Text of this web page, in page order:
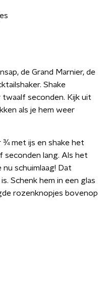
de Grand Marnier, de
Shake
seconden. Kijk uit
als je hem weer
¾ met ijs en shake het
lang. Als het
schuimlaag! Dat
Schenk hem in een glas
rozenknopjes bovenop